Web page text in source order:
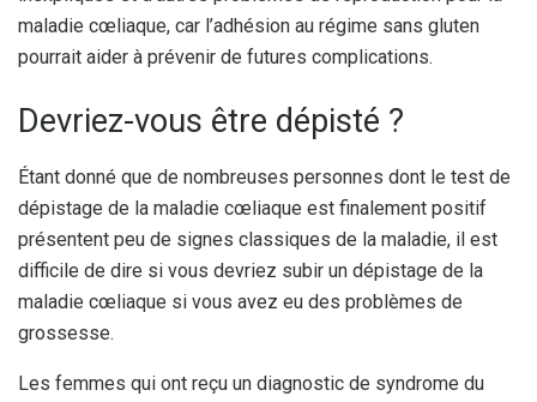
maladie cœliaque, car l’adhésion au régime sans gluten
pourrait aider à prévenir de futures complications.
Devriez-vous être dépisté ?
Étant donné que de nombreuses personnes dont le test de
dépistage de la maladie cœliaque est finalement positif
présentent peu de signes classiques de la maladie, il est
difficile de dire si vous devriez subir un dépistage de la
maladie cœliaque si vous avez eu des problèmes de
grossesse.
Les femmes qui ont reçu un diagnostic de syndrome du